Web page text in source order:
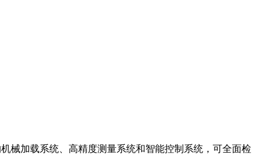
械加载系统、高精度测量系统和智能控制系统，可全面检